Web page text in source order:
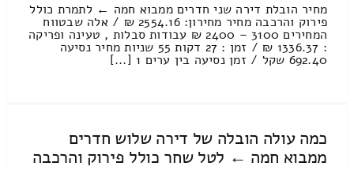
מחיר הובלת דירה שני חדרים ממבוא חמה ← לתמרת כולל
פירוק והרכבה מחיר מחירון: 2554.16 ₪ / אלה שבטווח
המחירים 3100 – 2400 ₪ עבודות סבלות , טעינה ופריקה
: 1336.37 ₪ / זמן : 27 דקות 55 שניות מחיר נסיעה
692.40 שקל / זמן נסיעה בין ערים 1 [...]
כמה עולה הובלה של דירה שלוש חדרים
ממבוא חמה ← לטל שחר כולל פירוק והרכבה